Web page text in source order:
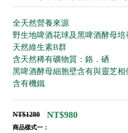
全天然營養來源
野生地啤酒花球及黑啤酒酵母培
天然維生素B群
含天然稀有礦物質：鉻．硒
黑啤酒酵母細胞壁含有與靈芝相
含有機鐵
NT$1280 NT$980
商品樣式一：